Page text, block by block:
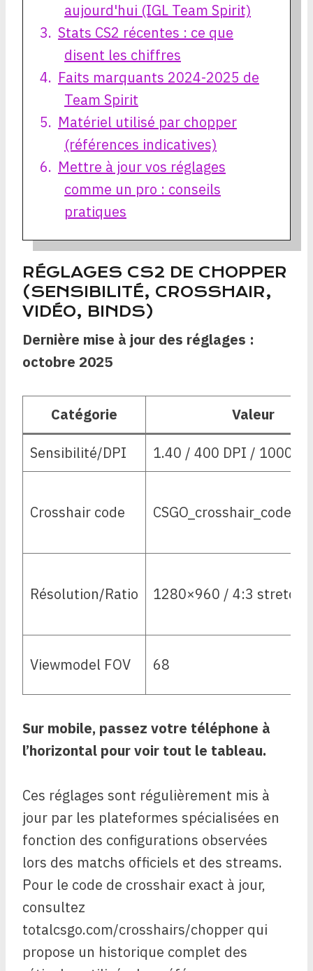
aujourd'hui (IGL Team Spirit)
Stats CS2 récentes : ce que
disent les chiffres
Faits marquants 2024-2025 de
Team Spirit
Matériel utilisé par chopper
(références indicatives)
Mettre à jour vos réglages
comme un pro : conseils
pratiques
RÉGLAGES CS2 DE CHOPPER
(SENSIBILITÉ, CROSSHAIR,
VIDÉO, BINDS)
Dernière mise à jour des réglages :
octobre 2025
Catégorie Valeur
Sensibilité/DPI 1.40 / 400 DPI / 1000 Hz
Crosshair code
Résolution/Ratio 1280×960 / 4:3
Viewmodel FOV 68
Sur mobile, passez votre téléphone à
l’horizontal pour voir tout le tableau.
Ces réglages sont régulièrement mis à
jour par les plateformes spécialisées en
fonction des configurations observées
lors des matchs officiels et des streams.
Pour le code de crosshair exact à jour,
consultez
totalcsgo.com/crosshairs/chopper qui
propose un historique complet des